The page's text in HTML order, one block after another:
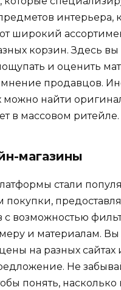
интерьера,
широкий
корзин. Здесь
и оценить
продавцов.
можно найти
в массовом ритейле.
магазины
стали
покупки,
с возможностью
и материалам.
на разных сайтах
Не
понять, насколько